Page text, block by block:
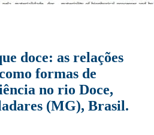
doce: as relações
formas de
no rio Doce,
(MG), Brasil.